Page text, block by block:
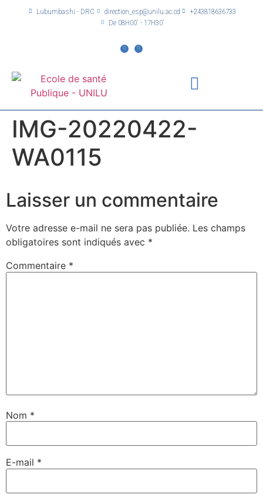
Lubumbashi - DRC direction_esp@unilu.ac.cd
+243818636733
De 08H00' - 17H30'
IMG-20220422-
WA0115
Laisser un commentaire
Votre adresse e-mail ne sera pas publiée. Les champs
obligatoires sont indiqués avec *
Commentaire *
Nom *
E-mail *